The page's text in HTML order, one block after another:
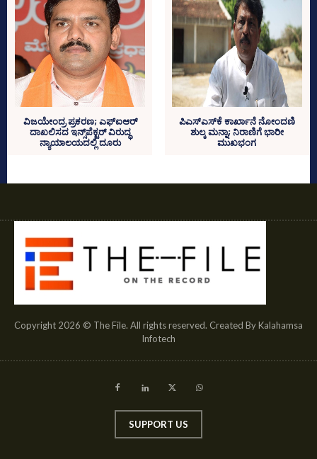
ವಿಜಯೇಂದ್ರ ಪ್ರಕರಣ; ಎಫ್‌ಐಆರ್‌
ದಾಖಲಿಸದ ಇನ್ಸ್‌ಪೆಕ್ಟರ್‌ ವಿರುದ್ಧ
ನ್ಯಾಯಾಲಯದಲ್ಲಿ ದೂರು
ಪಿಎಸ್‌ಎಸ್‌ಕೆ ಕಾರ್ಖಾನೆ ನೋಂದಣಿ
ಶುಲ್ಕ ಮನ್ನಾ; ನಿರಾಣಿಗೆ ಭಾರೀ
ಮುಖಭಂಗ
Copyright 2026 © The File. All rights reserved. Created By Kalahamsa
Infotech
SUPPORT US